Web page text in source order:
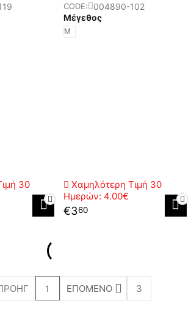
30
CODE:
004890-102
Μέγεθος
M
Χαμηλότερη Τιμή 30
Ημερών: 4.00€
€360
1 ΕΠΌΜΕΝΟ 3